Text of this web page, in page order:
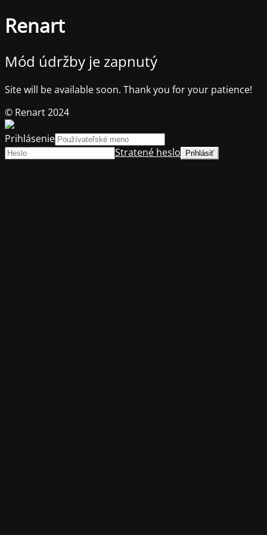
Renart
Mód údržby je zapnutý
Site will be available soon. Thank you for your patience!
© Renart 2024
Prihlásenie
Stratené heslo